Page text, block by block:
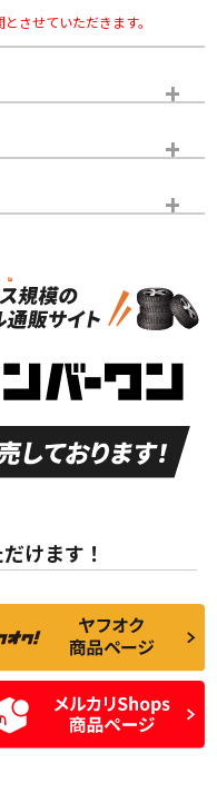
させていただきます。
しておりますので、あら
い。
新車外し品（新古
付き
走行距離も少なく、
非常に状態の良い中
古品
んどない中古品
られるが、使用に問
題のない中古品
残り溝も少なく、偏
磨耗がみられ、短期
間使用できるくらい
の中古品
けます！